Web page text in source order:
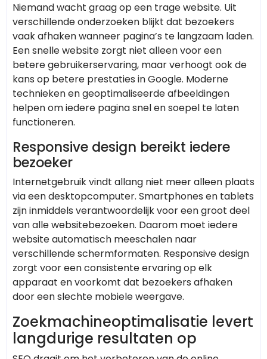
Niemand wacht graag op een trage website. Uit
verschillende onderzoeken blijkt dat bezoekers
vaak afhaken wanneer pagina’s te langzaam laden.
Een snelle website zorgt niet alleen voor een
betere gebruikerservaring, maar verhoogt ook de
kans op betere prestaties in Google. Moderne
technieken en geoptimaliseerde afbeeldingen
helpen om iedere pagina snel en soepel te laten
functioneren.
Responsive design bereikt iedere
bezoeker
Internetgebruik vindt allang niet meer alleen plaats
via een desktopcomputer. Smartphones en tablets
zijn inmiddels verantwoordelijk voor een groot deel
van alle websitebezoeken. Daarom moet iedere
website automatisch meeschalen naar
verschillende schermformaten. Responsive design
zorgt voor een consistente ervaring op elk
apparaat en voorkomt dat bezoekers afhaken
door een slechte mobiele weergave.
Zoekmachineoptimalisatie levert
langdurige resultaten op